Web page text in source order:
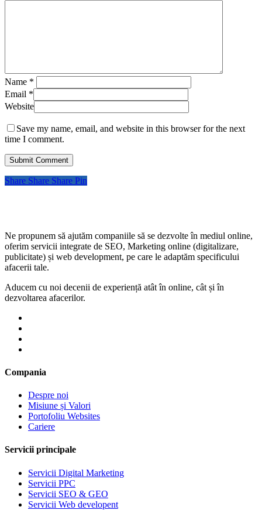
Name *
Email *
Website
Save my name, email, and website in this browser for the next
time I comment.
Share Share Share Pin
Ne propunem să ajutăm companiile să se dezvolte în mediul online,
oferim servicii integrate de SEO, Marketing online (digitalizare,
publicitate) și web development, pe care le adaptăm specificului
afacerii tale.
Aducem cu noi decenii de experiență atât în online, cât și în
dezvoltarea afacerilor.
Compania
Despre noi
Misiune și Valori
Portofoliu Websites
Cariere
Servicii principale
Servicii Digital Marketing
Servicii PPC
Servicii SEO & GEO
Servicii Web developent